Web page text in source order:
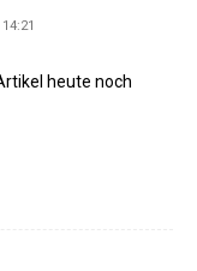
heute noch